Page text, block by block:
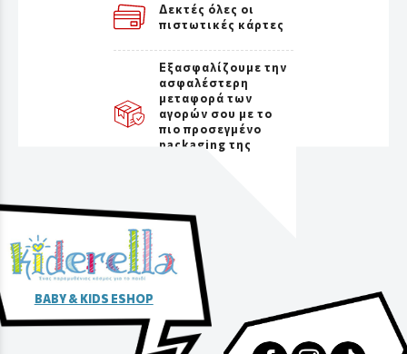
Δεκτές όλες οι
πιστωτικές κάρτες
Εξασφαλίζουμε την
ασφαλέστερη
μεταφορά των
αγορών σου με το
πιο προσεγμένο
packaging της
BABY & KIDS ESHOP